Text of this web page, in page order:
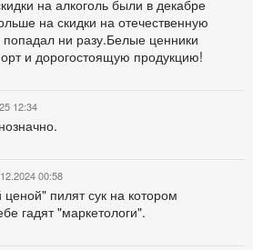
на алкоголь были в декабре
на скидки на отечественную
ни разу.Белые ценники
и дорогостоящую продукцию!
12:34
00:58
пилят сук на котором
гадят "маркетологи".